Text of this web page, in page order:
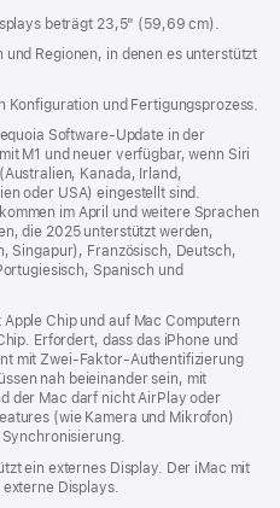
beträgt 23,5" (59,69 cm).
Regionen, in denen es unterstützt
und Fertigungsprozess.
Software-Update in der
M1 und neuer verfügbar, wenn Siri
Kanada, Irland,
oder USA) eingestellt sind.
im April und weitere Sprachen
die 2025 unterstützt werden,
Singapur), Französisch, Deutsch,
Spanisch und
Chip und auf Mac Computern
Erfordert, dass das iPhone und
mit Zwei-Faktor-Authentifizierung
nah beieinander sein, mit
der Mac darf nicht AirPlay oder
(wie Kamera und Mikrofon)
ein externes Display. Der iMac mit
Displays.